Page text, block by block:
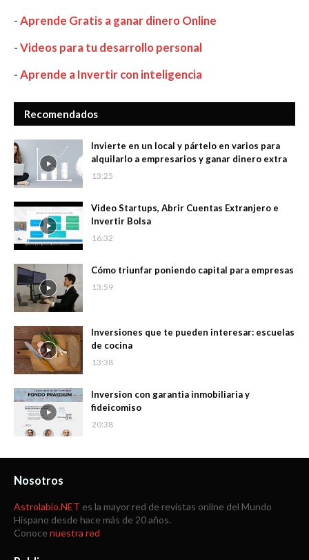
-Aprende Gratis a ganar dinero Online
-Videos para tu desarrollo personal
-Aprende a Invertir con inteligencia
Recomendados
Invierte en un local y pártelo en varios para
alquilarlo a empresarios y ganar dinero extra
13:25
Video Startups, Abrir Cuentas Extranjero e
Invertir Bolsa
16:32
Cómo triunfar poniendo capital para empresas
13:59
Inversiones que te pueden interesar: escuelas
de cocina
13:38
Inversion con garantia inmobiliaria y
fideicomiso
20:38
Nosotros
Astrolabio.NET es la mayor red de revistas online del Mundo
Hispano desde hace más de 20 años.
Conoce nuestra red